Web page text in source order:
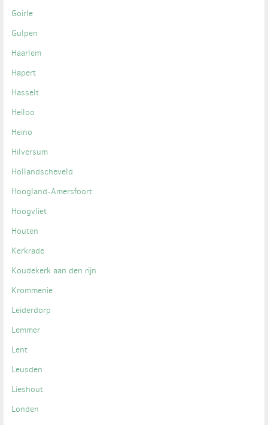
Goirle
Gulpen
Haarlem
Hapert
Hasselt
Heiloo
Heino
Hilversum
Hollandscheveld
Hoogland-Amersfoort
Hoogvliet
Houten
Kerkrade
Koudekerk aan den rijn
Krommenie
Leiderdorp
Lemmer
Lent
Leusden
Lieshout
Londen